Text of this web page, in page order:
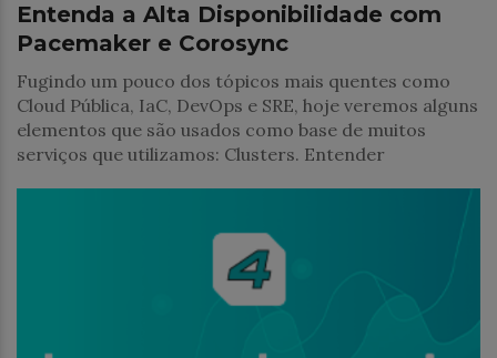
Entenda a Alta Disponibilidade com
Pacemaker e Corosync
Fugindo um pouco dos tópicos mais quentes como
Cloud Pública, IaC, DevOps e SRE, hoje veremos alguns
elementos que são usados como base de muitos
serviços que utilizamos: Clusters. Entender